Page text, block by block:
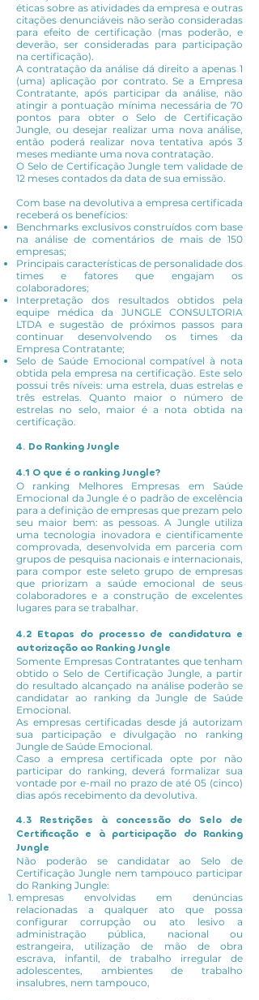
éticas sobre as atividades da empresa e outras
citações denunciáveis não serão consideradas
para efeito de certificação (mas poderão, e
deverão, ser consideradas para participação
na certificação).
A contratação da análise dá direito a apenas 1
(uma) aplicação por contrato. Se a Empresa
Contratante, após participar da análise, não
atingir a pontuação mínima necessária de 70
pontos para obter o Selo de Certificação
Jungle, ou desejar realizar uma nova análise,
então poderá realizar nova tentativa após 3
meses mediante uma nova contratação.
O Selo de Certificação Jungle tem validade de
12 meses contados da data de sua emissão.
Com base na devolutiva a empresa certificada
receberá os benefícios:
Benchmarks exclusivos construídos com base
na análise de comentários de mais de 150
empresas;
Principais características de personalidade dos
times e fatores que engajam os
colaboradores;
Interpretação dos resultados obtidos pela
equipe médica da JUNGLE CONSULTORIA
LTDA e sugestão de próximos passos para
continuar desenvolvendo os times da
Empresa Contratante;
Selo de Saúde Emocional compatível à nota
obtida pela empresa na certificação. Este selo
possui três níveis: uma estrela, duas estrelas e
três estrelas. Quanto maior o número de
estrelas no selo, maior é a nota obtida na
certificação.
4. Do Ranking Jungle
4.1 O que é o ranking Jungle?
O ranking Melhores Empresas em Saúde
Emocional da Jungle é o padrão de excelência
para a definição de empresas que prezam pelo
seu maior bem: as pessoas. A Jungle utiliza
uma tecnologia inovadora e cientificamente
comprovada, desenvolvida em parceria com
grupos de pesquisa nacionais e internacionais,
para compor este seleto grupo de empresas
que priorizam a saúde emocional de seus
colaboradores e a construção de excelentes
lugares para se trabalhar.
4.2 Etapas do processo de candidatura e
autorização ao Ranking Jungle
Somente Empresas Contratantes que tenham
obtido o Selo de Certificação Jungle, a partir
do resultado alcançado na análise poderão se
candidatar ao ranking da Jungle de Saúde
Emocional.
As empresas certificadas desde já autorizam
sua participação e divulgação no ranking
Jungle de Saúde Emocional.
Caso a empresa certificada opte por não
participar do ranking, deverá formalizar sua
vontade por e-mail no prazo de até 05 (cinco)
dias após recebimento da devolutiva.
4.3 Restrições à concessão do Selo de
Certificação e à participação do Ranking
Jungle
Não poderão se candidatar ao Selo de
Certificação Jungle nem tampouco participar
do Ranking Jungle:
empresas envolvidas em denúncias
relacionadas a qualquer ato que possa
configurar corrupção ou ato lesivo a
administração pública, nacional ou
estrangeira, utilização de mão de obra
escrava, infantil, de trabalho irregular de
adolescentes, ambientes de trabalho
insalubres, nem tampouco,